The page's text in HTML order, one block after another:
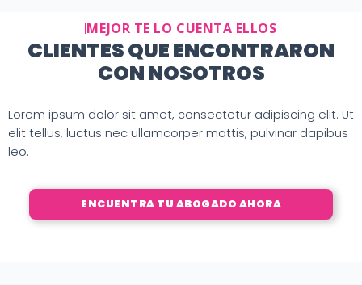
MEJOR TE LO CUENTA ELLOS
CLIENTES QUE ENCONTRARON
CON NOSOTROS
Lorem ipsum dolor sit amet, consectetur adipiscing elit. Ut
elit tellus, luctus nec ullamcorper mattis, pulvinar dapibus
leo.
ENCUENTRA TU ABOGADO AHORA